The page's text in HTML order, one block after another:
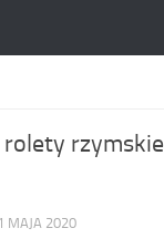
rzymskie
MAJA 2020